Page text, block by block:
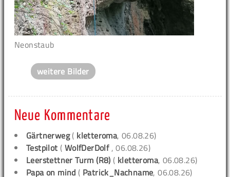
Neonstaub
weitere Bilder
Neue Kommentare
Gärtnerweg( kletteroma, 06.08.26)
Testpilot ( WolfDerDolf , 06.08.26)
Leerstettner Turm (R8) ( kletteroma, 06.08.26)
Papa on mind ( Patrick_Nachname, 06.08.26)